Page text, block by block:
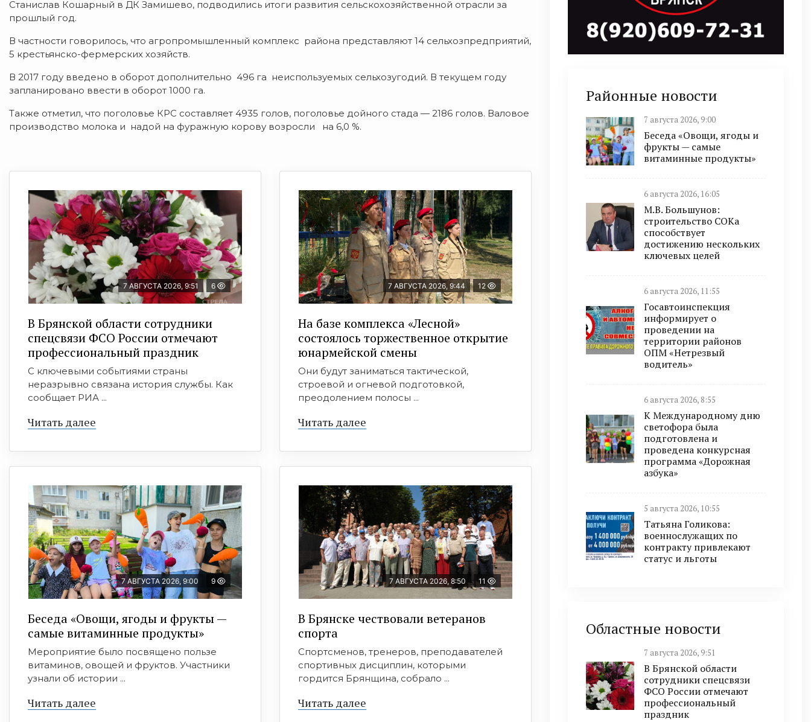
Станислав Кошарный в ДК Замишево, подводились итоги развития сельскохозяйственной отрасли за
прошлый год.
В частности говорилось, что агропромышленный комплекс района представляют 14 сельхозпредприятий,
5 крестьянско-фермерских хозяйств.
В 2017 году введено в оборот дополнительно 496 га неиспользуемых сельхозугодий. В текущем году
запланировано ввести в оборот 1000 га.
Также отметил, что поголовье КРС составляет 4935 голов, поголовье дойного стада — 2186 голов. Валовое
производство молока и надой на фуражную корову возросли на 6,0 %.
7 АВГУСТА 2026, 9:51 6
В Брянской области сотрудники
спецсвязи ФСО России отмечают
профессиональный праздник
С ключевыми событиями страны
неразрывно связана история службы. Как
сообщает РИА ...
Читать далее
7 АВГУСТА 2026, 9:44 12
На базе комплекса «Лесной»
состоялось торжественное открытие
юнармейской смены
Они будут заниматься тактической,
строевой и огневой подготовкой,
преодолением полосы ...
Читать далее
7 АВГУСТА 2026, 9:00 9
Беседа «Овощи, ягоды и фрукты —
самые витаминные продукты»
Мероприятие было посвящено пользе
витаминов, овощей и фруктов. Участники
узнали об истории ...
Читать далее
7 АВГУСТА 2026, 8:50 11
В Брянске чествовали ветеранов
спорта
Спортсменов, тренеров, преподавателей
спортивных дисциплин, которыми
гордится Брянщина, собрало ...
Читать далее
Районные новости
7 августа 2026, 9:00
Беседа «Овощи, ягоды и
фрукты — самые
витаминные продукты»
6 августа 2026, 16:05
М.В. Большунов:
строительство СОКа
способствует
достижению нескольких
ключевых целей
6 августа 2026, 11:55
Госавтоинспекция
информирует о
проведении на
территории районов
ОПМ «Нетрезвый
водитель»
6 августа 2026, 8:55
К Международному дню
светофора была
подготовлена и
проведена конкурсная
программа «Дорожная
азбука»
5 августа 2026, 10:55
Татьяна Голикова:
военнослужащих по
контракту привлекают
статус и льготы
Областные новости
7 августа 2026, 9:51
В Брянской области
сотрудники спецсвязи
ФСО России отмечают
профессиональный
праздник